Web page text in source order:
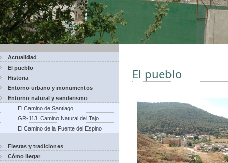
Actualidad
El pueblo
Historia
Entorno urbano y monumentos
Entorno natural y senderismo
El Camino de Santiago
GR-113, Camino Natural del Tajo
El Camino de la Fuente del Espino
Fiestas y tradiciones
Cómo llegar
El pueblo